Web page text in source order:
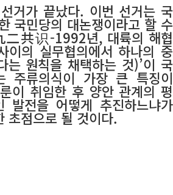
거가 끝났다. 이번 선거는 국
국민당의 대논쟁이라고 할 수
二共识-1992년, 대륙의 해협
이의 실무협의에서 하나의 중
는 원칙을 채택하는 것)’이 국
주류의식이 가장 큰 특징이
이 취임한 후 양안 관계의 평
발전을 어떻게 추진하느냐가
초점으로 될 것이다.